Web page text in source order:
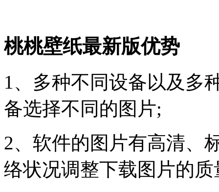
桃桃壁纸最新版优势
1、多种不同设备以及多
备选择不同的图片;
2、软件的图片有高清、
络状况调整下载图片的质